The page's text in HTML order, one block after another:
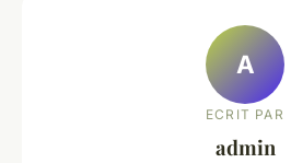
A
ECRIT PAR
admin